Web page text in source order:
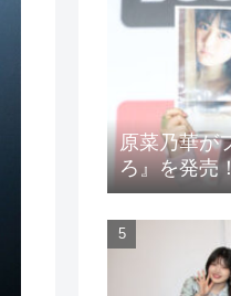
原菜乃華が
ろ』を発売
筋トレを頑